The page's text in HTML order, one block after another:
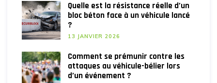
Quelle est la résistance réelle d’un
bloc béton face à un véhicule lancé
?
13 JANVIER 2026
Comment se prémunir contre les
attaques au véhicule-bélier lors
d’un événement ?